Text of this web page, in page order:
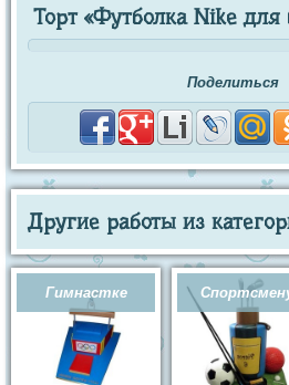
Торт «Футболка Nike для
Поделиться
Другие работы из
Гимнастке